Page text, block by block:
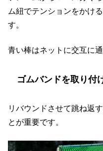
ム紐でテンションをかけ
す。
青い棒はネットに交互に通
ゴムバンドを取り付
リバウンドさせて跳ね返
とが重要です。